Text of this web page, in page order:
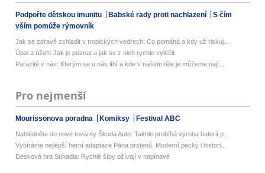
Podpořte dětskou imunitu Babské rady proti nachlazení
S čím
vším pomůže rýmovník
Jak se zdravě zchladit v tropických vedrech: Co pomáhá a kdy už riskuj...
Úpal a úžeh: Jak je poznat a jak se z nich rychle vyléčit
Parazité v nás: Kterým se u nás líbí a kde v našem těle je můžeme nají...
Pro nejmenší
Mourissonova poradna Komiksy Festival ABC
Nahlédněte do nové továrny Škoda Auto: Takhle probíhá výroba baterií p...
Vybíráme nejlepší herní adaptace Pána prstenů. Moderní pecky i histori...
Desková hra Stínadla: Rychlé šípy ožívají v napínavé